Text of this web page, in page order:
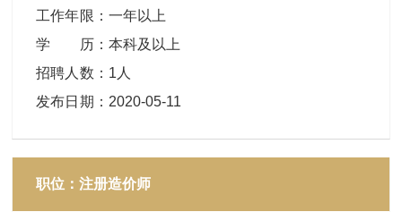
工作年限 ： 一年以上
学 历： 本科及以上
招聘人数 ： 1人
发布日期 ： 2020-05-11
职位：注册造价师